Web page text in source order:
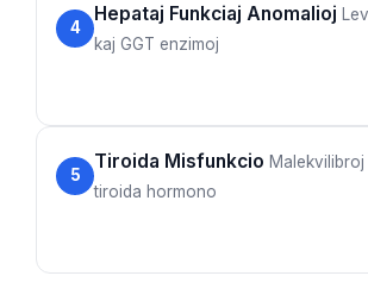
4
Hepataj Funkciaj Anomalioj
kaj GGT enzimoj
5
Tiroida Misfunkcio Malekvilibroj
tiroida hormono